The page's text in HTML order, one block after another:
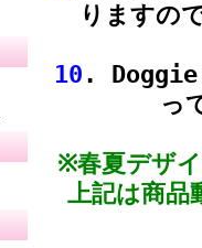
りますの
10 . Doggie
っ
※春夏デザ
上記は商品